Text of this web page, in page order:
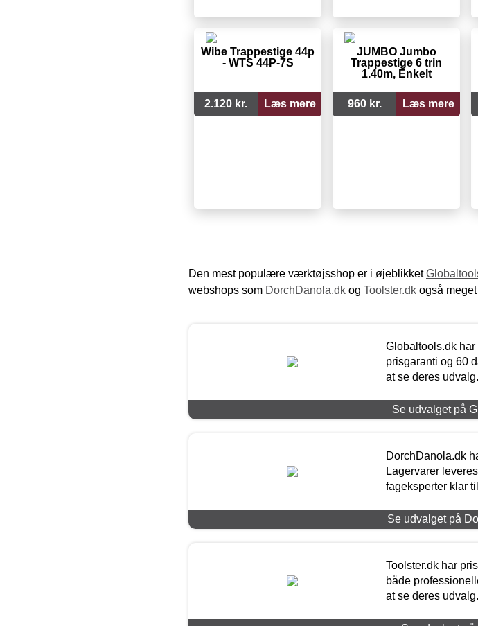
Wibe Trappestige 44p
- WTS 44P-7S
2.120 kr. Læs mere
JUMBO Jumbo
Trappestige 6 trin
1.40m, Enkelt
960 kr. Læs mere
Den mest populære værktøjsshop er i øjeblikket
webshops som DorchDanola.dk og Toolster.dk også
Globaltools.dk
prisgaranti og 60
at se deres udvalg.
Se udvalget på
DorchDanola.dk
Lagervarer
fageksperter klar
Se udvalget på
Toolster.dk har
både
at se deres udvalg.